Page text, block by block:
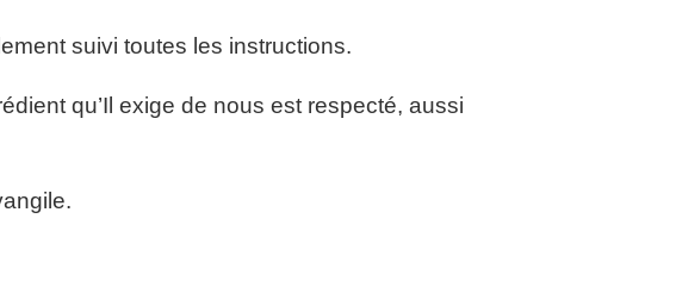
suivi toutes les instructions.
qu’Il exige de nous est respecté, aussi